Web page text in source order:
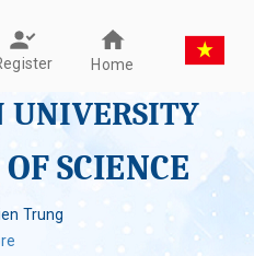
Home
UNIVERSITY
SCIENCE
Trung